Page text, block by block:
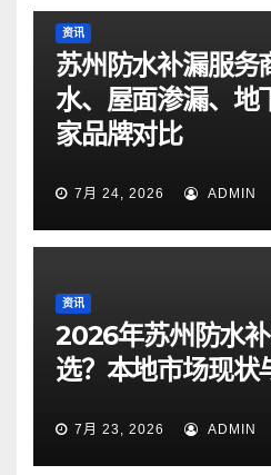
资讯
苏州防水补漏服务
水、屋面渗漏、地
家品牌对比
7月 24, 2026 ADMIN
资讯
2026年苏州防水
选？本地市场现状
7月 23, 2026 ADMIN